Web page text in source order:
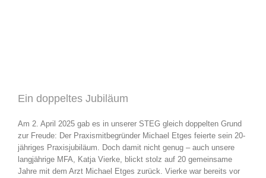
Ein doppeltes Jubiläum
Am 2. April 2025 gab es in unserer STEG gleich doppelten Grund
zur Freude: Der Praxismitbegründer Michael Etges feierte sein 20-
jähriges Praxisjubiläum. Doch damit nicht genug – auch unsere
langjährige MFA, Katja Vierke, blickt stolz auf 20 gemeinsame
Jahre mit dem Arzt Michael Etges zurück. Vierke war bereits vor